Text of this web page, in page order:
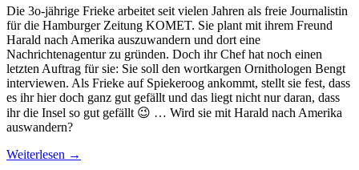
Die 3o-jährige Frieke arbeitet seit vielen Jahren als freie Journalistin
für die Hamburger Zeitung KOMET. Sie plant mit ihrem Freund
Harald nach Amerika auszuwandern und dort eine
Nachrichtenagentur zu gründen. Doch ihr Chef hat noch einen
letzten Auftrag für sie: Sie soll den wortkargen Ornithologen Bengt
interviewen. Als Frieke auf Spiekeroog ankommt, stellt sie fest, dass
es ihr hier doch ganz gut gefällt und das liegt nicht nur daran, dass
ihr die Insel so gut gefällt 😉 … Wird sie mit Harald nach Amerika
auswandern?
Weiterlesen →